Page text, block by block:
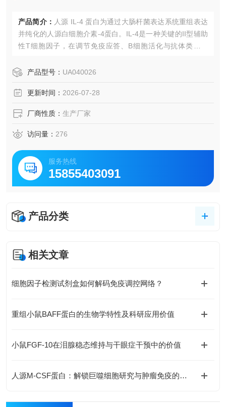
产品简介： 人源 IL-4 蛋白为通过大肠杆菌表达系统重组表达
并纯化的人源白细胞介素-4蛋白。IL-4是一种关键的II型辅助
性T细胞因子，在调节免疫应答、B细胞活化与抗体类别转
具有高纯度和高生物活性，适用于免疫学、细胞生物学及相
产品型号： UA040026
更新时间： 2026-07-28
厂商性质： 生产厂家
访问量： 276
服务热线
15855403091
产品分类
相关文章
细胞因子检测试剂盒如何解码免疫调控网络？
重组小鼠BAFF蛋白的生物学特性及科研应用价值
小鼠FGF-10在泪腺稳态维持与干眼症干预中的价值
人源M-CSF蛋白：解锁巨噬细胞研究与肿瘤免疫的科研密钥